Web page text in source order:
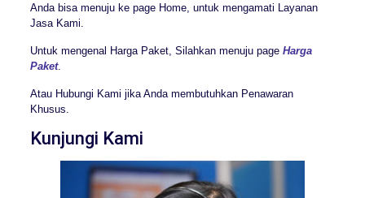
Anda bisa menuju ke page Home, untuk mengamati Layanan
Jasa Kami.
Untuk mengenal Harga Paket, Silahkan menuju page Harga
Paket.
Atau Hubungi Kami jika Anda membutuhkan Penawaran
Khusus.
Kunjungi Kami